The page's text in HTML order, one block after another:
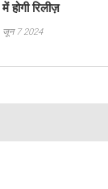
में होगी रिलीज़
जून 7 2024